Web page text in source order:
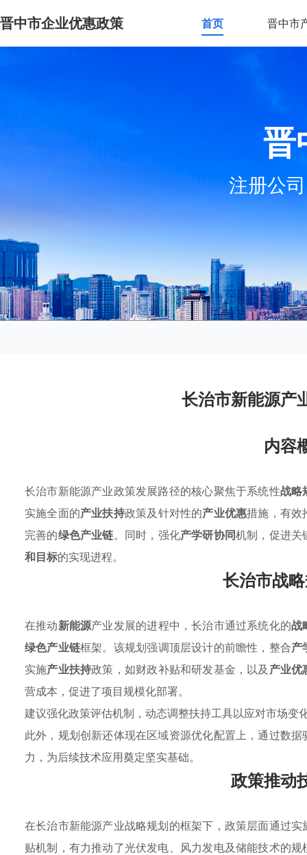
晋中市企业优惠政策 首页 晋中市
晋
注册公
长治市新能源产
内容
长治市新能源产业政策发展路径的核心聚焦于系统性战略
实施全面的产业扶持政策及针对性的产业优惠措施，有效
完善的绿色产业链。同时，强化产学研协同机制，促进关
和目标的实现进程。
长治市战
在推动新能源产业发展的进程中，长治市通过系统化的战
绿色产业链框架。该规划强调顶层设计的前瞻性，整合产
实施产业扶持政策，如财政补贴和研发基金，以及 产业优
营成本，促进了项目规模化部署。
建议强化政策评估机制，动态调整扶持工具以应对市场变
此外，规划创新还体现在区域资源优化配置上，通过数
力，为后续技术应用奠定坚实基础。
政策推动
在长治市新能源产业战略规划的框架下，政策层面通过实
贴机制，有力推动了光伏发电、风力发电及储能技术的